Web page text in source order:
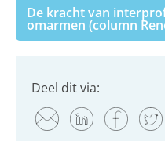
De kracht van
omarmen (column
Deel dit via: